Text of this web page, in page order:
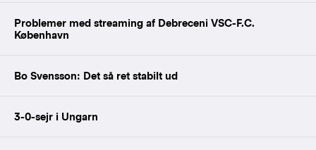
Problemer med streaming af Debreceni VSC-F.C.
København
Bo Svensson: Det så ret stabilt ud
3-0-sejr i Ungarn